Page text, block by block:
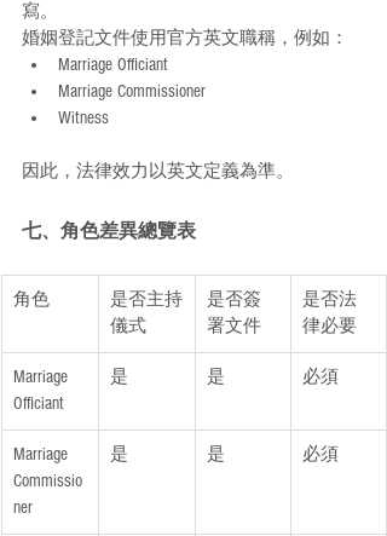
寫。
婚姻登記文件使用官方英文職稱，例如：
Marriage Officiant
Marriage Commissioner
Witness
因此，法律效力以英文定義為準。
七、角色差異總覽表
角色
是否主持
儀式
是否簽
署文件
是否法
律必要
Marriage
Officiant
是 是 必須
Marriage
Commissio
ner
是 是 必須